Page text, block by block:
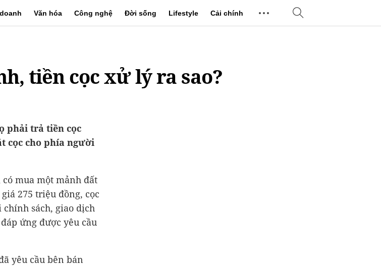
Văn hóa Công nghệ Đời sống Lifestyle Cải chính
tiền cọc xử lý ra sao?
phải trả tiền cọc
cọc cho phía người
mua một mảnh đất
275 triệu đồng, cọc
sách, giao dịch
ứng được yêu cầu
yêu cầu bên bán